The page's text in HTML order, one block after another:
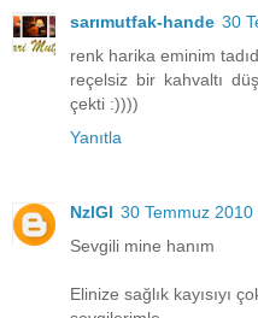
sarımutfak-hande 30
renk harika eminim
reçelsiz bir kahvaltı
çekti :))))
Yanıtla
NzlGl 30 Temmuz 2010
Sevgili mine hanım
Elinize sağlık kayısıyı